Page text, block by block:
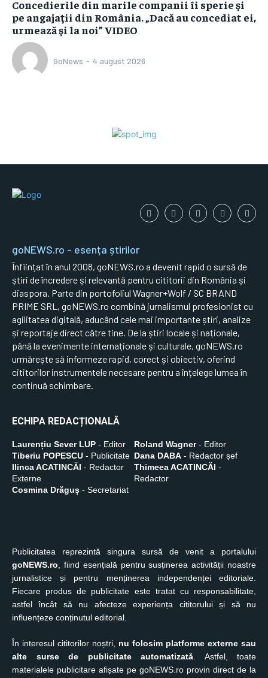
Concedierile din marile companii îi sperie şi
pe angajaţii din România. „Dacă au concediat ei,
urmează şi la noi” VIDEO
GoNews - 4 august 2026
goNEWS.ro - esența știrilor
Înființat în anul 2008, goNEWS.ro a devenit rapid o sursă de
știri de încredere și relevantă pentru cititorii din România și
diaspora. Parte din portofoliul Wagner+Wolf / SC BRAND
PRIME SRL, goNEWS.ro combină jurnalismul profesionist cu
agilitatea digitală, aducând cele mai importante știri, analize
și reportaje direct către tine. De la știri locale și naționale,
până la evenimente internaționale și culturale, goNEWS.ro
urmărește să informeze rapid, corect și obiectiv, oferind
cititorilor instrumentele necesare pentru a înțelege lumea în
continuă schimbare.
ECHIPA REDACȚIONALĂ
Laurențiu Sever LUP - Editor Roland Wagner- Editor
Tiberiu POPESCU - Publicitate Dana DABA - Redactor șef
Ilinca ACATINCĂI - Redactor
Externe
Thimeea ACATINCĂI -
Redactor
Cosmina Drăguș - Secretariat
Publicitatea reprezintă singura sursă de venit a portalului
goNEWS.ro , fiind esențială pentru susținerea activității noastre
jurnalistice și pentru menținerea independenței editoriale.
Fiecare produs de publicitate este tratat cu responsabilitate,
astfel încât să nu afecteze experiența cititorului și să nu
influențeze conținutul editorial.
În interesul cititorilor noștri, nu folosim platforme externe sau
alte surse de publicitate automatizată . Astfel, toate
materialele publicitare afișate pe goNEWS.ro provin direct de la